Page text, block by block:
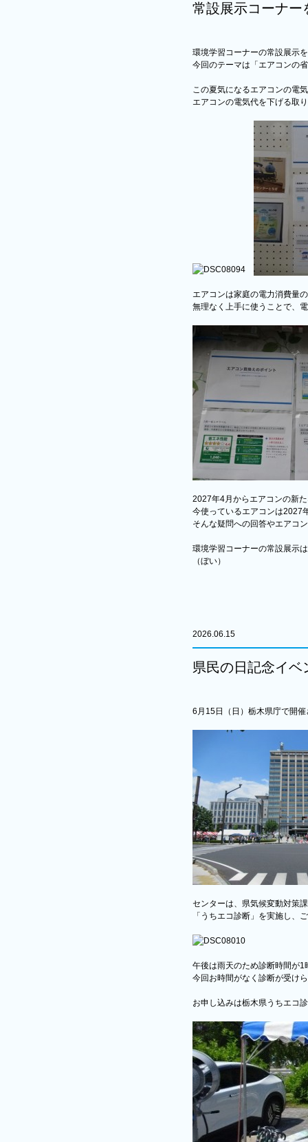
常設展示コーナー
環境学習コーナーの常設展示
今回のテーマは「エアコンの
この夏気になるエアコンの電
エアコンの電気代を下げる取
エアコンは家庭の電力消費量
無理なく上手に使うことで、
2027年4月からエアコンの新
今使っているエアコンは2027
そんな疑問への回答やエアコ
環境学習コーナーの常設展示
（ぼい）
2026.06.15
県民の日記念イベ
6月15日（日）栃木県庁で開
センターは、県気候変動対策
「うちエコ診断」を実施し、
午後は雨天のため診断時間が
今回お時間がなく診断が受け
お申し込みは栃木県うちエコ